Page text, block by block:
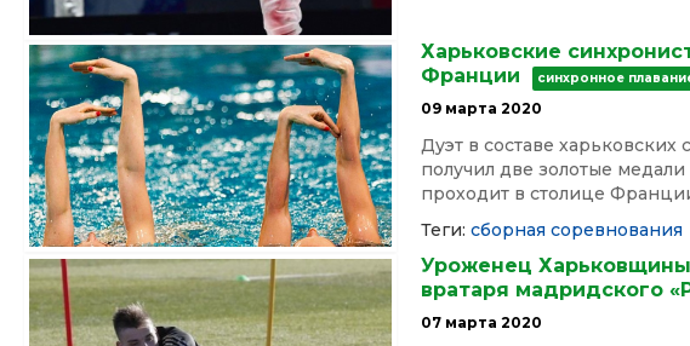
Харьковские
Франции
синхронное
09 марта 2020
Дуэт в составе
получил две золотые
проходит в столице
Теги:сборная соревнования
Уроженец
вратаря мадридского
07 марта 2020